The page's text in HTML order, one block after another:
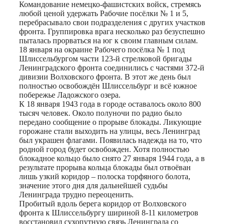
Командование немецко-фашистских войск, стремясь
любой ценой удержать Рабочие посёлки № 1 и 5,
перебрасывало свои подразделения с других участков
фронта. Группировка врага несколько раз безуспешно
пыталась прорваться на юг к своим главным силам.
18 января на окраине Рабочего посёлка № 1 под
Шлиссельбургом части 123-й стрелковой бригады
Ленинградского фронта соединились с частями 372-й
дивизии Волховского фронта. В этот же день был
полностью освобождён Шлиссельбург и всё южное
побережье Ладожского озера.
К 18 января 1943 года в городе оставалось около 800
тысяч человек. Около полуночи по радио было
передано сообщение о прорыве блокады. Ликующие
горожане стали выходить на улицы, весь Ленинград
был украшен флагами. Появилась надежда на то, что
родной город будет освобожден. Хотя полностью
блокадное кольцо было снято 27 января 1944 года, а в
результате прорыва кольца блокады был отвоёван
лишь узкий коридор – полоска торфяного болота,
значение этого дня для дальнейшей судьбы
Ленинграда трудно переоценить.
Пробитый вдоль берега коридор от Волховского
фронта к Шлиссельбургу шириной 8-11 километров
восстановил сухопутную связь Ленинграда со